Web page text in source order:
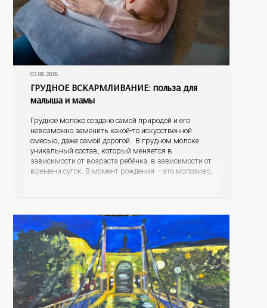
03.08.2026
ГРУДНОЕ ВСКАРМЛИВАНИЕ: польза для
малыша и мамы
Грудное молоко создано самой природой и его
невозможно заменить какой-то искусственной
смесью, даже самой дорогой. В грудном молоке
уникальный состав, который меняется в
зависимости от возраста ребёнка, в зависимости от
времени суток. В момент рождения – это молозиво,